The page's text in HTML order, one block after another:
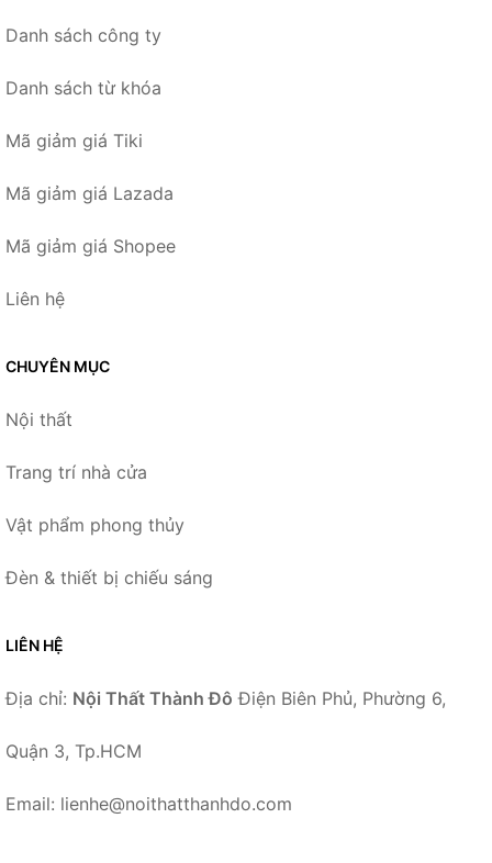
Danh sách công ty
Danh sách từ khóa
Mã giảm giá Tiki
Mã giảm giá Lazada
Mã giảm giá Shopee
Liên hệ
CHUYÊN MỤC
Nội thất
Trang trí nhà cửa
Vật phẩm phong thủy
Đèn & thiết bị chiếu sáng
LIÊN HỆ
Địa chỉ: Nội Thất Thành Đô Điện Biên Phủ, Phường 6,
Quận 3, Tp.HCM
Email: lienhe@noithatthanhdo.com